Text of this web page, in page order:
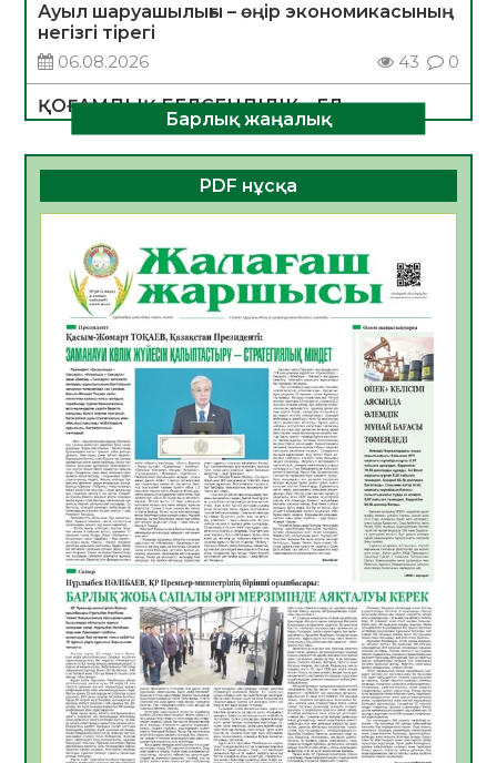
Ауыл шаруашылығы – өңір экономикасының
негізгі тірегі
06.08.2026
43 0
ҚОҒАМДЫҚ БЕЛСЕНДІЛІК – ЕЛ
ДАМУЫНЫҢ НЕГІЗІ
06.08.2026
40 0
ҚҰРЫЛТАЙ САЙЛАУЫ – БОЛАШАҚҚА
БАСТАР ЖАУАПТЫ ТАҢДАУ
06.08.2026
Инфекциялық ауруларға қарсы иммундау
жұмыстарының тиімділігі
06.08.2026
45
Көкжөтел ауруы туралы
06.08.2026
41
АПВ вакцинасы туралы мәлімет
06.08.2026
40
Open Air: Қызылорда облысы полиция
департаменті 20 мыңнан астам
көрерменнің қауіпсіздігін қамтамасыз етті
06.08.2026
54
ҚЫЗЫЛОРДАДА «САНАЛЫ ҰРПАҚ –
ЖАРҚЫН БОЛАШАҚ» АТТЫ КЕҢЕЙТІЛГЕН
МӘЖІЛІС ӨТТІ
05.08.2026
54
Барлық жаңалық
PDF нұсқа